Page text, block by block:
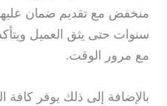
منخفض مع تقديم ضمان
سنوات حتى يثق العميل
مع مرور الوقت.
بالإضافة إلى ذلك يوفر كافة